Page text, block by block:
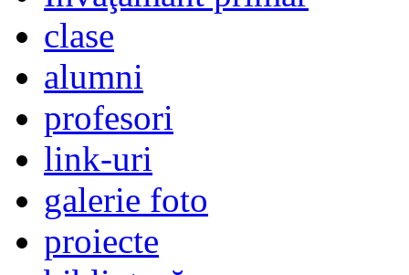
clase
alumni
profesori
link-uri
galerie foto
proiecte